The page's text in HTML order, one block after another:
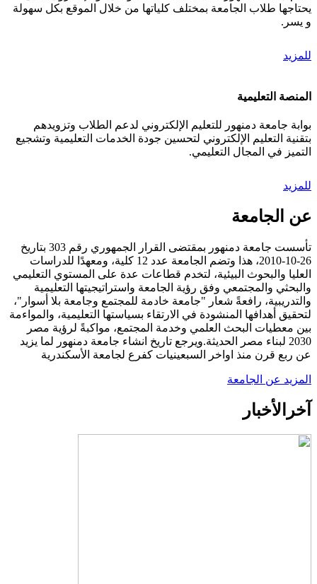
يحتاجها طلاب الجامعة بمختلف كلياتها من خلال الموقع بكل سهولة
و يسر.
للمزيد
المنصة التعليمية
بوابة جامعة دمنهور للتعليم الإلكتروني لدعم الطلاب وتزويدهم
بتقنية التعليم الإلكتروني لتحسين جودة الخدمات التعليمية وتشجيع
التميز في المجال التعليمي.
للمزيد
عن الجامعة
تأسست جامعة دمنهور بمقتضى القرار الجمهوري رقم 303 بتاريخ
26-10-2010، هذا وتضم الجامعة عدد 12 كلية، ومعهدًا للدراسات
العليا والبحوث البيئية، لتخدم قطاعات عدة على المستوي التعليمي
والبحثي والمجتمعي وفق رؤية الجامعة واستراتيجيتها التعليمية
والتدريبية، رافعةً شعار "جامعة خادمة للمجتمع وجامعة بلا أسوار"،
لتحقيق أهدافها المنشودة في الارتقاء بسياستها التعليمية، والمواءمة
بين معطيات البحث العلمي وخدمة المجتمع، مواكبةً لرؤية مصر
2030 لبناء مصر الحديثة.ويرجع تاريخ انشاء جامعة دمنهور لما يزيد
عن ربع قرن منذ اواخر السبعينيات كفرع لجامعة الأسكندرية
المزيد عن الجامعة
آخر الأخبار